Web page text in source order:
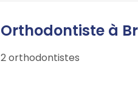
Orthodontiste à
2 orthodontistes